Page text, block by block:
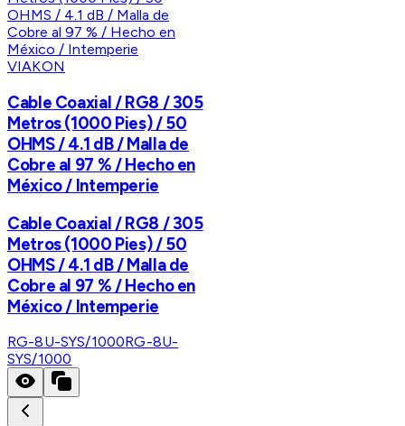
VIAKON
Cable Coaxial / RG8 / 305
Metros (1000 Pies) / 50
OHMS / 4.1 dB / Malla de
Cobre al 97 % / Hecho en
México / Intemperie
Cable Coaxial / RG8 / 305
Metros (1000 Pies) / 50
OHMS / 4.1 dB / Malla de
Cobre al 97 % / Hecho en
México / Intemperie
RG-8U-SYS/1000RG-8U-
SYS/1000